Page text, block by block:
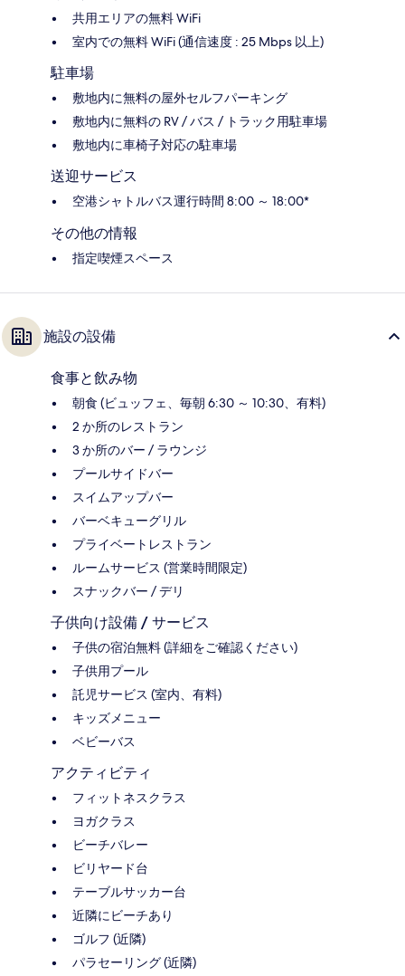
共用エリアの無料 WiFi
室内での無料 WiFi (通信速度 : 25 Mbps 以上)
駐車場
敷地内に無料の屋外セルフパーキング
敷地内に無料の RV / バス / トラック用駐車場
敷地内に車椅子対応の駐車場
送迎サービス
空港シャトルバス運行時間 8:00 ～ 18:00*
その他の情報
指定喫煙スペース
施設の設備
食事と飲み物
朝食 (ビュッフェ、毎朝 6:30 ～ 10:30、有料)
2 か所のレストラン
3 か所のバー / ラウンジ
プールサイドバー
スイムアップバー
バーベキューグリル
プライベートレストラン
ルームサービス (営業時間限定)
スナックバー / デリ
子供向け設備 / サービス
子供の宿泊無料 (詳細をご確認ください)
子供用プール
託児サービス (室内、有料)
キッズメニュー
ベビーバス
アクティビティ
フィットネスクラス
ヨガクラス
ビーチバレー
ビリヤード台
テーブルサッカー台
近隣にビーチあり
ゴルフ (近隣)
パラセーリング (近隣)